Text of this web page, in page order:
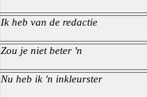
Ik heb van de redactie
Zou je niet beter 'n
Nu heb ik 'n inkleurster